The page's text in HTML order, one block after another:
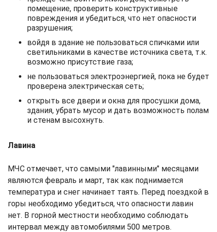
помещение, проверить конструктивные
повреждения и убедиться, что нет опасности
разрушения;
войдя в здание не пользоваться спичками или
светильниками в качестве источника света, т.к.
возможно присутствие газа;
не пользоваться электроэнергией, пока не будет
проверена электрическая сеть;
открыть все двери и окна для просушки дома,
здания, убрать мусор и дать возможность полам
и стенам высохнуть.
Лавина
МЧС отмечает, что самыми "лавинными" месяцами
являются февраль и март, так как поднимается
температура и снег начинает таять. Перед поездкой в
горы необходимо убедиться, что опасности лавин
нет. В горной местности необходимо соблюдать
интервал между автомобилями 500 метров.